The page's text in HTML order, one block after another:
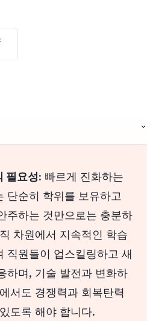
경쟁 우위
필요성: 빠르게 진화하는
단순히 학위를 보유하고
주하는 것만으로는 충분하
차원에서 지속적인 학습
직원들이 업스킬링하고 새
하며, 기술 발전과 변화하
서도 경쟁력과 회복탄력
도록 해야 합니다.